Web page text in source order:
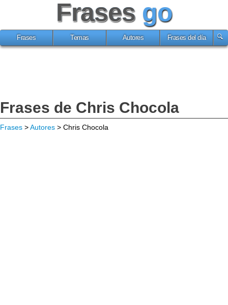
Frases go
Frases Temas Autores Frases del día
Frases de Chris Chocola
Frases >Autores > Chris Chocola